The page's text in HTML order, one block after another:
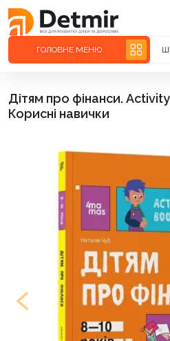
ГОЛОВНЕ МЕНЮ
Дітям про фінанси.
Корисні навички